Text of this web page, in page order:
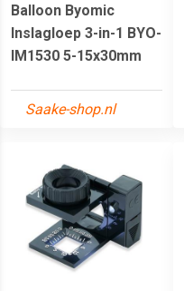
Balloon Byomic
Inslagloep 3-in-1 BYO-
IM1530 5-15x30mm
Saake-shop.nl